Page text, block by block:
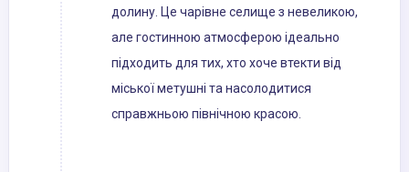
долину. Це чарівне селище з невеликою,
але гостинною атмосферою ідеально
підходить для тих, хто хоче втекти від
міської метушні та насолодитися
справжньою північною красою.